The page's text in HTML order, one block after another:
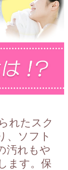
れたスク
、ソフト
汚れもや
ます。保